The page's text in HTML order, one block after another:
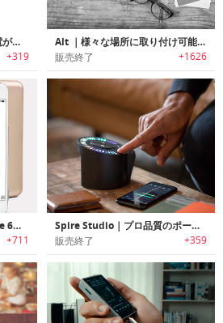
Dual Case｜音楽鑑賞と充電が同時に可能なiPhone 7シリーズ用デュアルLightningポート搭載ケース「デュアルケース」
+319
Alt ｜様々な場所に取り付け可能なiPhone 7シリーズ用ミニマルデザインケース「アルト」
販売終了 +1626
Flux Battery Case｜iPhone 6、7シリーズ用スリムバッテリーケース「フラックスバッテリーケース」
+711
Spire Studio｜プロ品質のポータブル/ワイヤレスレコーディングスタジオ「スパイアスタジオ」
販売終了 +359